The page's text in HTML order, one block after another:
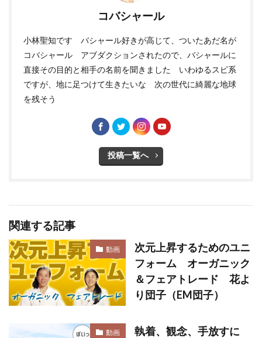
コバシャール
小林聖知です バシャール好きが高じて、ついたあだ名が
コバシャール アブダクションされたので、バシャールに
直接その目的と相手の名前を聞きました いわゆるスピ系
ですが、地に足つけて生きたいな 次の世代に綺麗な地球
を残そう
投稿一覧へ
関連する記事
動画
次元上昇するためのユニ
フォーム オーガニック
＆フェアトレード 花よ
り団子（EM団子）
動画
執着、観念、手放すに